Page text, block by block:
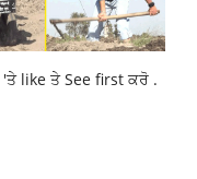
'ਤੇ like ਤੇ See first ਕਰੋ .